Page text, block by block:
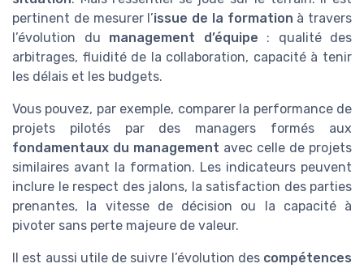
pertinent de mesurer l’issue de la formation à travers
l’évolution du management d’équipe : qualité des
arbitrages, fluidité de la collaboration, capacité à tenir
les délais et les budgets.
Vous pouvez, par exemple, comparer la performance de
projets pilotés par des managers formés aux
fondamentaux du management avec celle de projets
similaires avant la formation. Les indicateurs peuvent
inclure le respect des jalons, la satisfaction des parties
prenantes, la vitesse de décision ou la capacité à
pivoter sans perte majeure de valeur.
Il est aussi utile de suivre l’évolution des compétences